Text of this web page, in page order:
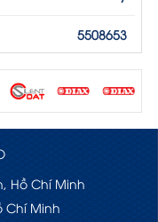
5508653
Hồ Chí Minh
Chí Minh